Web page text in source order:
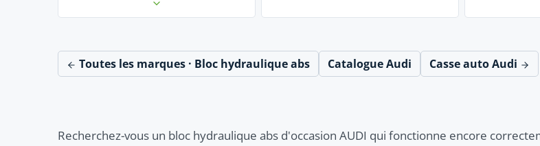
Toutes les marques · Bloc hydraulique abs Catalogue Audi Casse auto Audi
Recherchez-vous un bloc hydraulique abs d'occasion AUDI qui fonctionne encore